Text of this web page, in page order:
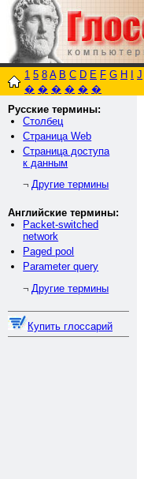
1 5 8 A B C D E F G H J
� � � � � �
Русские термины:
Столбец
Страница Web
Страница доступа
к данным
¬ Другие термины
Английские термины:
Packet-switched
network
Paged pool
Parameter query
¬ Другие термины
Купить глоссарий